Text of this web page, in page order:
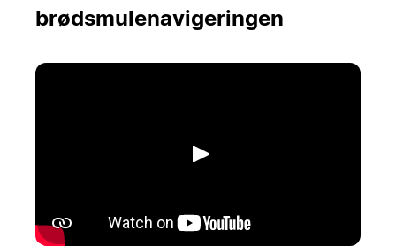
brødsmulenavigeringen
Spill av